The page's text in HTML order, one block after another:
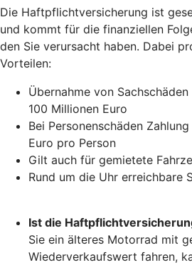
Die Haftpflichtversicherung ist
und kommt für die finanziellen
den Sie verursacht haben. Dabei
Vorteilen:
Übernahme von
100 Millionen Euro
Bei Personenschäden
Euro pro Person
Gilt auch für gemietete
Rund um die Uhr erreichbare
Ist die
Sie ein älteres Motorrad mit
Wiederverkaufswert fahren,